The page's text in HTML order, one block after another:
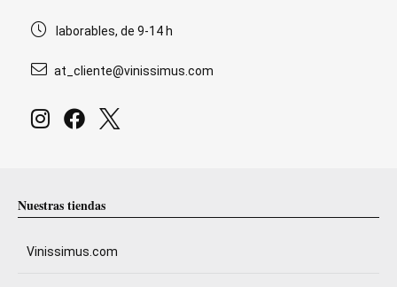
laborables, de 9-14 h
at_cliente@vinissimus.com
Nuestras tiendas
Vinissimus.com